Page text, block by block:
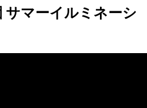
サマーイルミネーシ